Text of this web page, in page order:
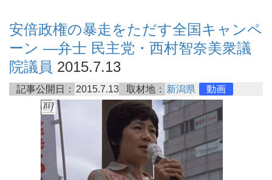
安倍政権の暴走をただす全国キャンペ
ーン ―弁士 民主党・西村智奈美衆議
院議員 2015.7.13
記事公開日： 2015.7.13 取材地： 新潟県 動画